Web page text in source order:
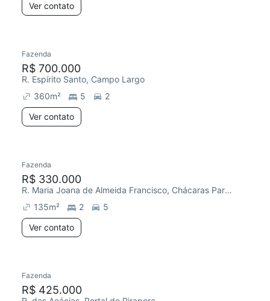
Ver contato
Fazenda
R$ 700.000
R. Espírito Santo, Campo Largo
360m² 5
2
Ver contato
Fazenda
R$ 330.000
R. Maria Joana de Almeida Francisco, Chácaras Parque Pirapora
135m² 2
5
Ver contato
Fazenda
R$ 425.000